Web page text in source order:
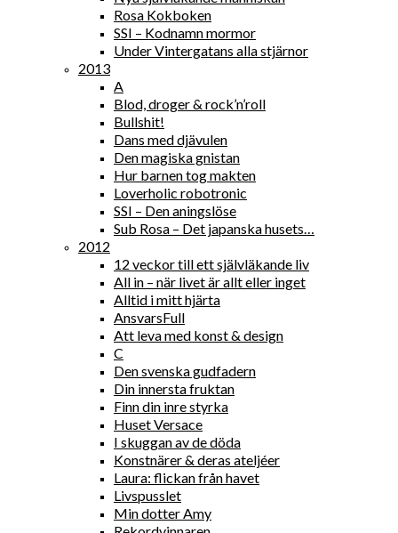
Rosa Kokboken
SSI – Kodnamn mormor
Under Vintergatans alla stjärnor
2013
A
Blod, droger & rock’n’roll
Bullshit!
Dans med djävulen
Den magiska gnistan
Hur barnen tog makten
Loverholic robotronic
SSI – Den aningslöse
Sub Rosa – Det japanska husets…
2012
12 veckor till ett självläkande liv
All in – när livet är allt eller inget
Alltid i mitt hjärta
AnsvarsFull
Att leva med konst & design
C
Den svenska gudfadern
Din innersta fruktan
Finn din inre styrka
Huset Versace
I skuggan av de döda
Konstnärer & deras ateljéer
Laura: flickan från havet
Livspusslet
Min dotter Amy